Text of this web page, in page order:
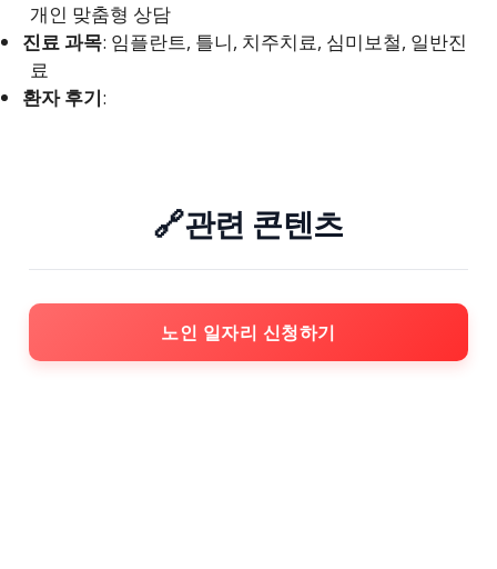
개인 맞춤형 상담
진료 과목: 임플란트, 틀니, 치주치료, 심미보철, 일반진
료
환자 후기:
🔗관련 콘텐츠
노인 일자리 신청하기